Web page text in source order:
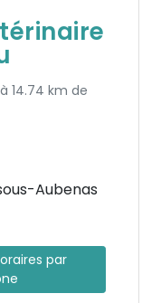
14.74 km de
Aubenas
par